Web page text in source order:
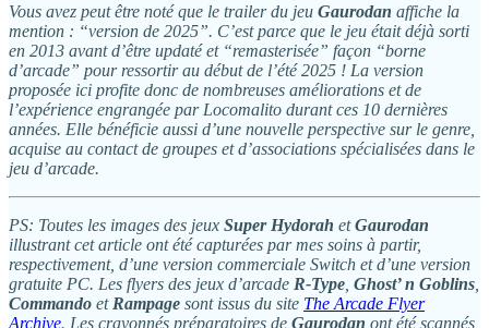
Vous avez peut être noté que le trailer du jeu Gaurodan affiche la
mention : “version de 2025”. C’est parce que le jeu était déjà sorti
en 2013 avant d’être updaté et “remasterisée” façon “borne
d’arcade” pour ressortir au début de l’été 2025 ! La version
proposée ici profite donc de nombreuses améliorations et de
l’expérience engrangée par Locomalito durant ces 10 dernières
années. Elle bénéficie aussi d’une nouvelle perspective sur le genre,
acquise au contact de groupes et d’associations spécialisées dans le
jeu d’arcade.
PS: Toutes les images des jeux Super Hydorah etGaurodan
illustrant cet article ont été capturées par mes soins à partir,
respectivement, d’une version commerciale Switch et d’une version
gratuite PC. Les flyers des jeux d’arcade R-Type Ghost’ n Goblins
Commando et Rampage sont issus du site The Arcade Flyer
Archive. Les crayonnés préparatoires de Gaurodan ont été scannés